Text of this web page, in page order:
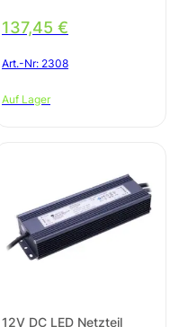
137,45 €
Art.-Nr: 2308
Auf Lager
12V DC LED Netzteil